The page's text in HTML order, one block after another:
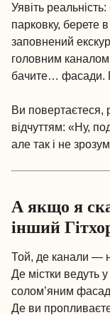
Уявіть
парковку, берете
заповнений
головним каналом
бачите… фасади.
Ви повертаєтеся,
відчуттям: «Ну,
але так і не
А якщо я
інший
Той, де канали —
Де містки ведуть
солом’яним
Де ви